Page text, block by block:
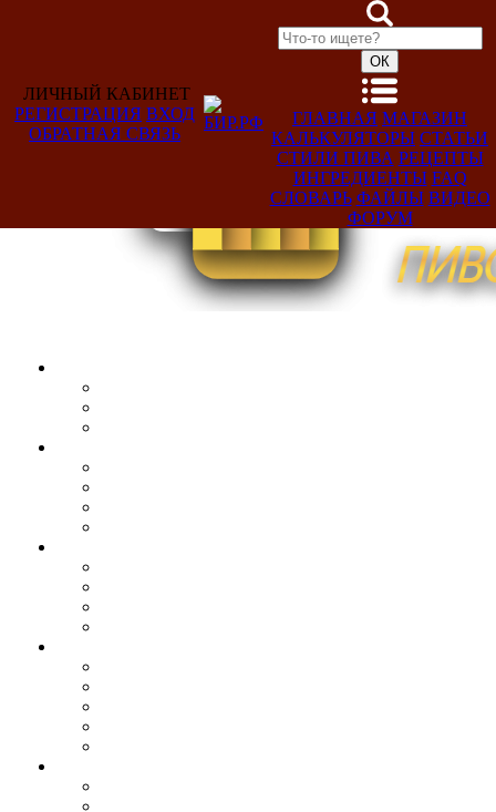
Добро
ЛИЧНЫЙ КАБИНЕТ
РЕГИСТРАЦИЯ ВХОД
ОБРАТНАЯ СВЯЗЬ
ГЛАВНАЯ МАГАЗИН
КАЛЬКУЛЯТОРЫ СТАТЬИ
СТИЛИ ПИВА РЕЦЕПТЫ
ИНГРЕДИЕНТЫ FAQ
СЛОВАРЬ ФАЙЛЫ ВИДЕО
ФОРУМ